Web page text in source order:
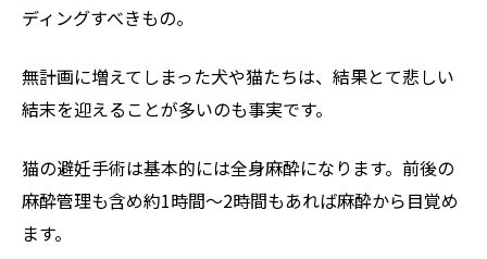
ディングすべきもの。
無計画に増えてしまった犬や猫たちは、結果とて悲しい
結末を迎えることが多いのも事実です。
猫の避妊手術は基本的には全身麻酔になります。前後の
麻酔管理も含め約1時間～2時間もあれば麻酔から目覚め
ます。